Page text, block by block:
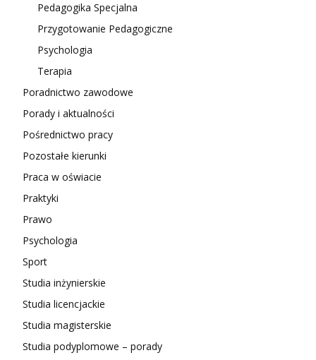
Pedagogika Specjalna
Przygotowanie Pedagogiczne
Psychologia
Terapia
Poradnictwo zawodowe
Porady i aktualności
Pośrednictwo pracy
Pozostałe kierunki
Praca w oświacie
Praktyki
Prawo
Psychologia
Sport
Studia inżynierskie
Studia licencjackie
Studia magisterskie
Studia podyplomowe – porady